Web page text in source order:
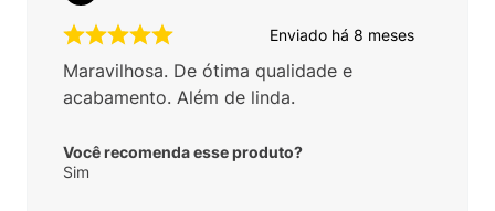
Enviado há 8 meses
Maravilhosa. De ótima qualidade e
acabamento. Além de linda.
Você recomenda esse produto?
Sim